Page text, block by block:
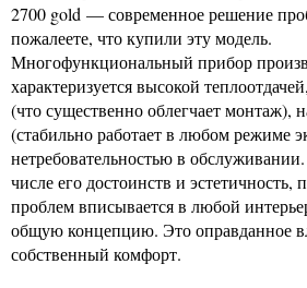
2700 gold — современное решение
пожалеете, что купили эту модель.
Многофункциональный прибор
характеризуется высокой
(что существенно облегчает монтаж),
(стабильно работает в любом режиме
нетребовательностью в
числе его достоинств и эстетичность,
проблем вписывается в любой
общую концепцию. Это оправданное
собственный комфорт.